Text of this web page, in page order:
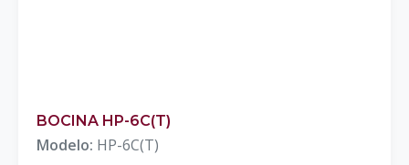
BOCINA HP-6C(T)
Modelo: HP-6C(T)